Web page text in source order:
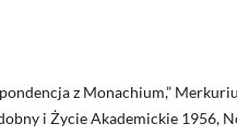
z Monachium,”
i Życie Akademickie 1956,